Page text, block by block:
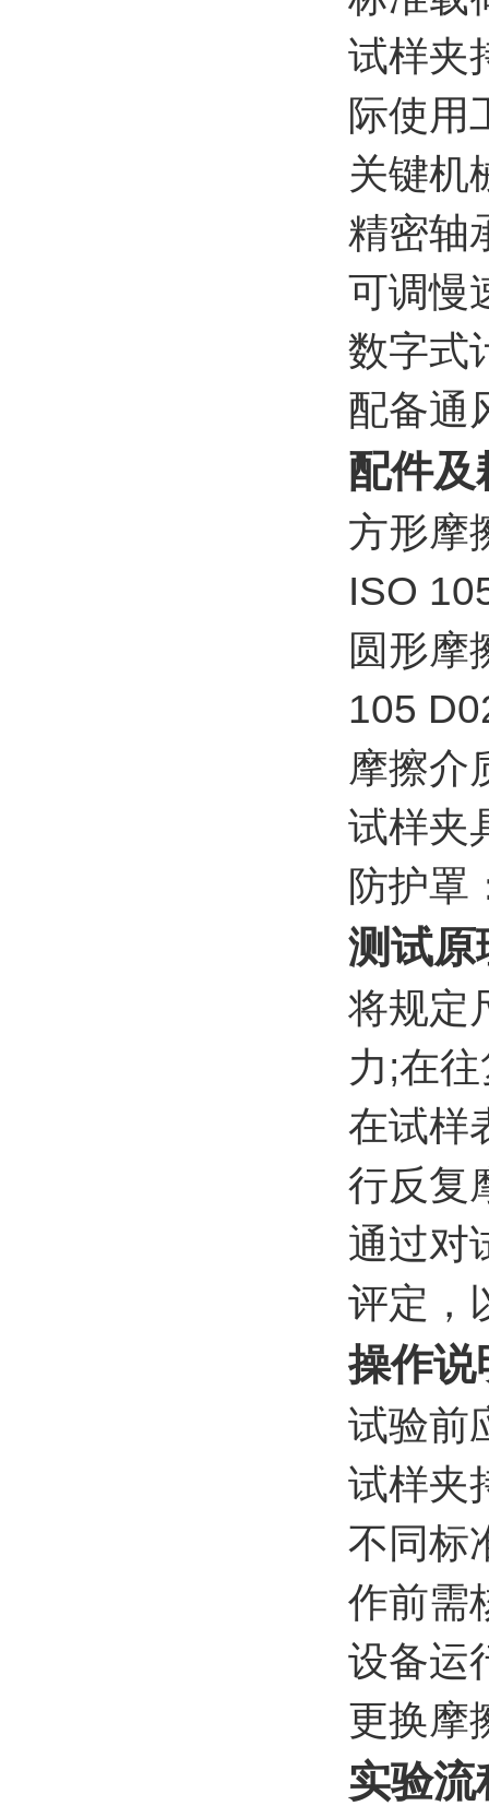
试样夹
际使用
关键机
精密轴
可调慢
数字式
配备通
配件及
方形摩
ISO
圆形摩
105
摩擦介
试样夹
防护罩
测试原
将规定
力;在
在试样
行反复
通过对
评定，
操作说
试验前
试样夹
不同标
作前需
设备运
更换摩
实验流